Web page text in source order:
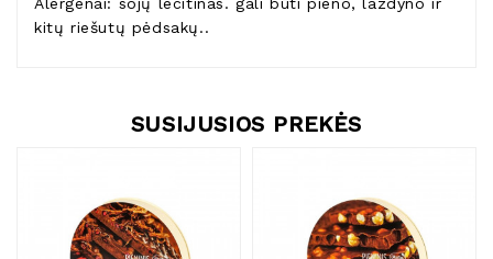
Alergenai: sojų lecitinas. gali būti pieno, lazdyno ir
kitų riešutų pėdsakų..
SUSIJUSIOS PREKĖS